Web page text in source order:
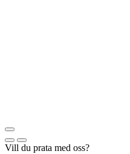
Vill du prata med oss?